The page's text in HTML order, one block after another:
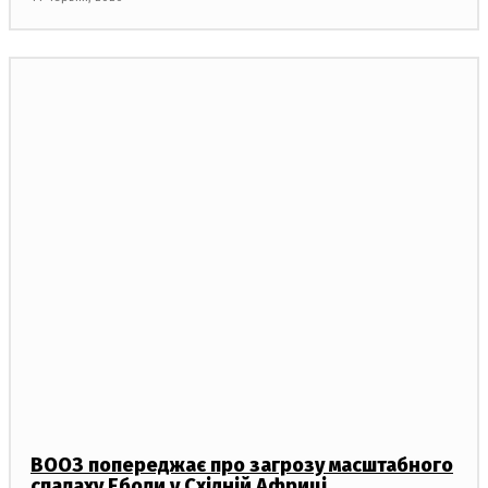
ВООЗ попереджає про загрозу масштабного